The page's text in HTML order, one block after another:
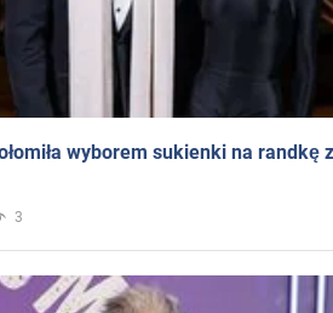
wyborem sukienki na randkę
3